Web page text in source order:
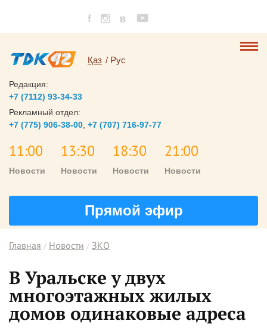
Қаз Рус
Редакция:
+7 (7112) 93-34-33
Рекламный отдел:
+7 (775) 906-38-00 +7 (707) 716-97-77
11:00
Новости
13:30
Новости
18:30
Новости
21:00
Новости
Прямой эфир
Главная Новости ЗКО
В Уральске у двух
многоэтажных жилых
домов одинаковые адреса